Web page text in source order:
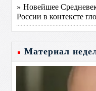
» Новейшее
России в контексте
Материал